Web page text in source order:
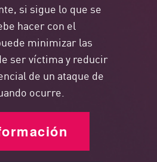
si sigue lo que se
hacer con el
minimizar las
ser víctima y reducir
de un ataque de
ocurre.